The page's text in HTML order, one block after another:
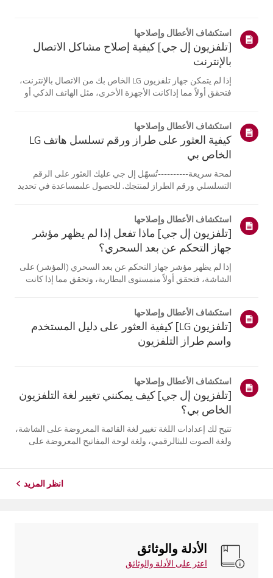
استكشاف الأعطال وإصلاحها
[تلفزيون إل جي] كيفية إصلاح مشاكل الاتصال
بالإنترنت
إذا لم يتمكن جهاز تلفزيون LG الخاص بك من الاتصال بالإنترنت،
فتحقق أولاً مما إذاكانت الأجهزة الأخرى، مثل الهاتف الذكي أو
تكمن في جها...
استكشاف الأعطال وإصلاحها
كيفية العثور على طراز ورقم تسلسل هاتف LG
الخاص بي
لمحة سريعة----------تُسهّل إل جي عليك العثور على الرقم
التسلسلي ورقم الطراز لمنتجك. للحصول علىمساعدة في تحديد
تختلف الصور أو ا...
استكشاف الأعطال وإصلاحها
[تلفزيون إل جي] ماذا تفعل إذا لم يظهر مؤشر
جهاز التحكم عن بعد السحري؟
إذا لم يظهر مؤشر جهاز التحكم عن بعد السحري (المؤشر) على
الشاشة، فتحقق أولاً منمستوى البطارية، وتحقق مما إذا كانت
التلفزيون. أعد تسج...
استكشاف الأعطال وإصلاحها
[تلفزيون LG] كيفية العثور على دليل المستخدم
واسم طراز التلفزيون
استكشاف الأعطال وإصلاحها
[تلفزيون إل جي] كيف يمكنني تغيير لغة التلفزيون
الخاص بي؟
تتيح لك إعدادات اللغة تغيير لغة القائمة المعروضة على الشاشة،
ولغة الصوت للبثالرقمي، ولغة لوحة المفاتيح المعروضة على
انظر المزيد
الأدلة والوثائق
اعثر على الأدلة والوثائق